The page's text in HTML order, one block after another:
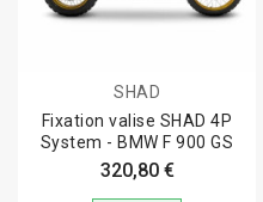
SHAD
Fixation valise SHAD 4P
System - BMW F 900 GS
320,80 €